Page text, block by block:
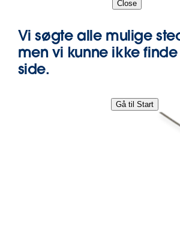
Close
Vi søgte alle mulige
men vi kunne ikke
side.
Gå til Start